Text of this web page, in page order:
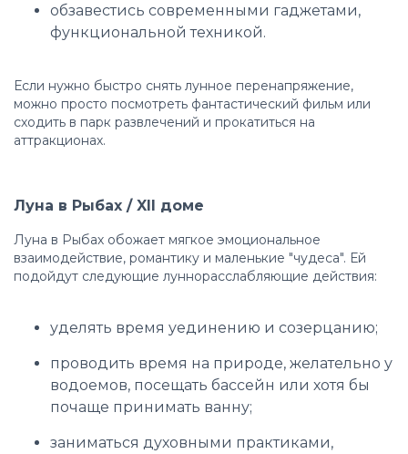
обзавестись современными гаджетами,
функциональной техникой.
Если нужно быстро снять лунное перенапряжение,
можно просто посмотреть фантастический фильм или
сходить в парк развлечений и прокатиться на
аттракционах.
Луна в Рыбах / XII доме
Луна в Рыбах обожает мягкое эмоциональное
взаимодействие, романтику и маленькие "чудеса". Ей
подойдут следующие луннорасслабляющие действия:
уделять время уединению и созерцанию;
проводить время на природе, желательно у
водоемов, посещать бассейн или хотя бы
почаще принимать ванну;
заниматься духовными практиками,